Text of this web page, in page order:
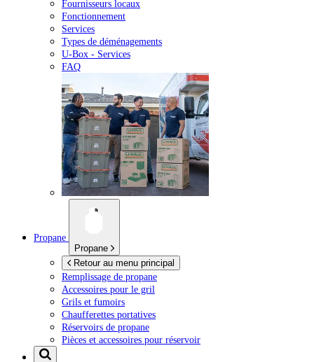
Fournisseurs locaux
Fonctionnement
Services
Types de déménagements
U-Box - Services
FAQ
Propane
Propane
Retour au menu principal
Remplissage de propane
Accessoires pour le gril
Grils et fumoirs
Chaufferettes portatives
Réservoirs de propane
Pièces et accessoires pour réservoir